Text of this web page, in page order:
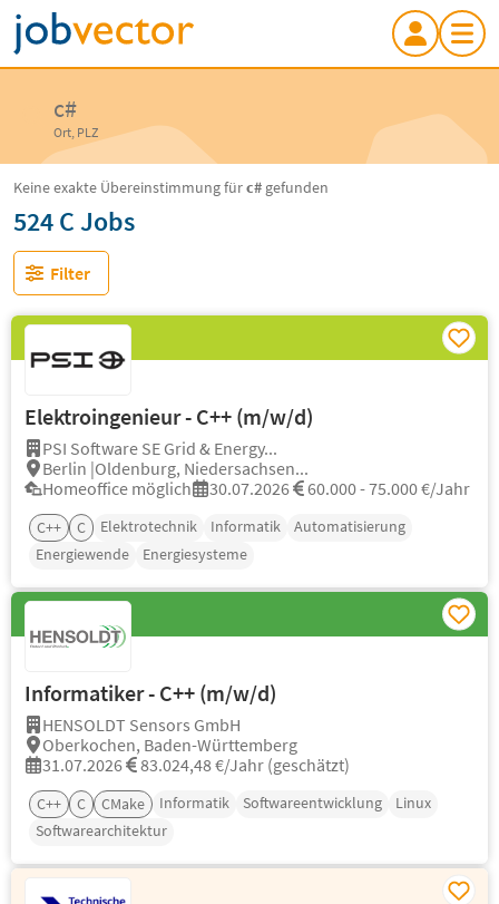
c#
Ort, PLZ
Keine exakte Übereinstimmung fürc# gefunden
524 C Jobs
Filter
Elektroingenieur - C++ (m/w/d)
PSI Software SE Grid & Energy...
Berlin |Oldenburg, Niedersachsen...
Homeoffice möglich
30.07.2026 60.000 - 75.000 €/Jahr
C++ C Elektrotechnik Informatik
Automatisierung
Energiewende
Energiesysteme
Informatiker - C++ (m/w/d)
HENSOLDT Sensors GmbH
Oberkochen, Baden-Württemberg
31.07.2026
83.024,48 €/Jahr (geschätzt)
C++ C CMake Informatik Softwareentwicklung
Linux
Softwarearchitektur